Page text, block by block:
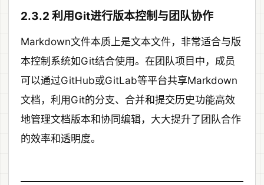
2.3.2 利用Git进行版本控制与团队协作
Markdown文件本质上是文本文件，非常适合与版
本控制系统如Git结合使用。在团队项目中，成员
可以通过GitHub或GitLab等平台共享Markdown
文档，利用Git的分支、合并和提交历史功能高效
地管理文档版本和协同编辑，大大提升了团队合作
的效率和透明度。